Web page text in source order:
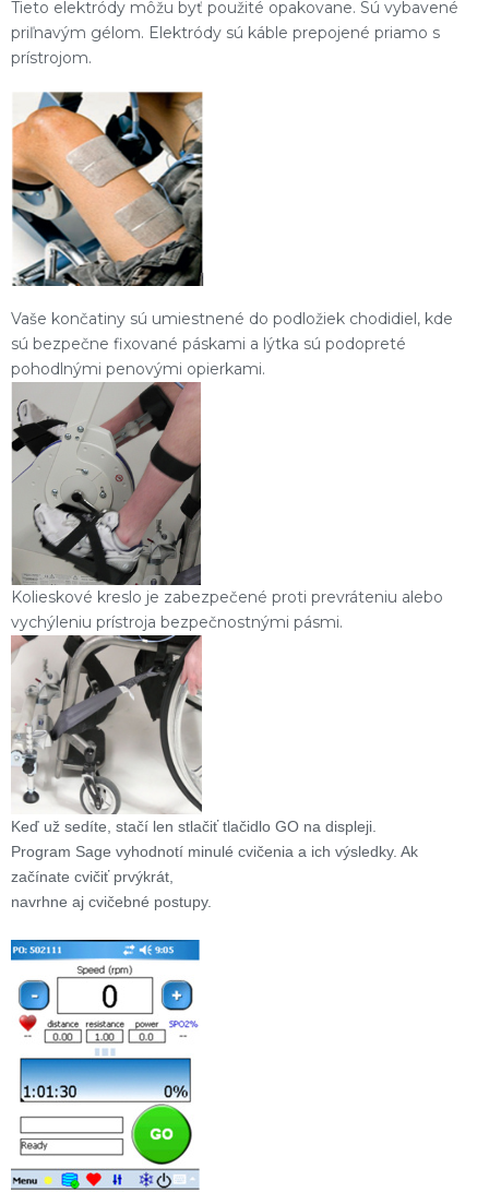
Tieto elektródy môžu byť použité opakovane. Sú vybavené
priľnavým gélom. Elektródy sú káble prepojené priamo s
prístrojom.
Vaše končatiny sú umiestnené do podložiek chodidiel, kde
sú bezpečne fixované páskami a lýtka sú podopreté
pohodlnými penovými opierkami.
Kolieskové kreslo je zabezpečené proti prevráteniu alebo
vychýleniu prístroja bezpečnostnými pásmi.
Keď už sedíte, stačí len stlačiť tlačidlo GO na displeji.
Program Sage vyhodnotí minulé cvičenia a ich výsledky. Ak
začínate cvičiť prvýkrát,
navrhne aj cvičebné postupy.